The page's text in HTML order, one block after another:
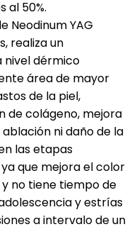
al 50%.
Neodinum YAG
realiza un
nivel dérmico
área de mayor
de la piel,
de colágeno, mejora
ni daño de la
las etapas
que mejora el color
no tiene tiempo de
y estrías
a intervalo de un